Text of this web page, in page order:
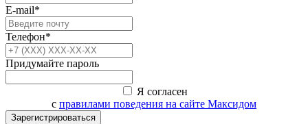
E-mail*
Телефон*
Придумайте пароль
Я согласен
с правилами поведения на сайте Максидом
Зарегистрироваться